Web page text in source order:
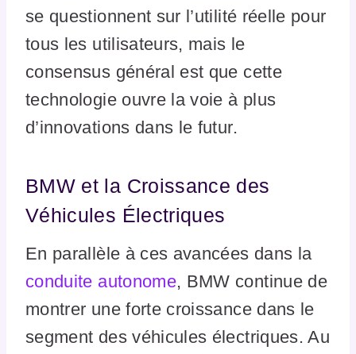
se questionnent sur l’utilité réelle pour
tous les utilisateurs, mais le
consensus général est que cette
technologie ouvre la voie à plus
d’innovations dans le futur.
BMW et la Croissance des
Véhicules Électriques
En parallèle à ces avancées dans la
conduite autonome, BMW continue de
montrer une forte croissance dans le
segment des véhicules électriques. Au